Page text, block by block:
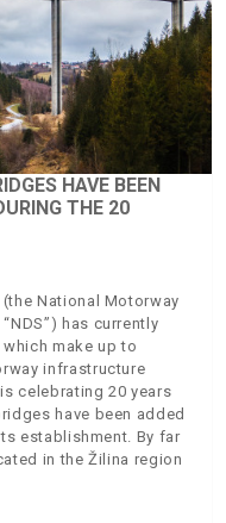
HAVE BEEN
THE 20
National Motorway
has currently
make up to
infrastructure
celebrating 20 years
have been added
establishment. By far
in the Žilina region